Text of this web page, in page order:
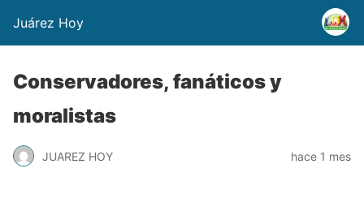
Juárez Hoy
Conservadores, fanáticos y
moralistas
JUAREZ HOY hace 1 mes